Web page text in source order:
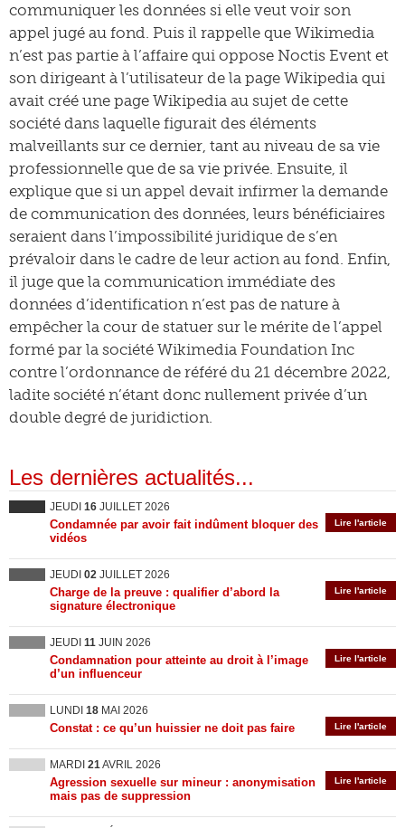
communiquer les données si elle veut voir son
appel jugé au fond. Puis il rappelle que Wikimedia
n’est pas partie à l’affaire qui oppose Noctis Event et
son dirigeant à l’utilisateur de la page Wikipedia qui
avait créé une page Wikipedia au sujet de cette
société dans laquelle figurait des éléments
malveillants sur ce dernier, tant au niveau de sa vie
professionnelle que de sa vie privée. Ensuite, il
explique que si un appel devait infirmer la demande
de communication des données, leurs bénéficiaires
seraient dans l’impossibilité juridique de s’en
prévaloir dans le cadre de leur action au fond. Enfin,
il juge que la communication immédiate des
données d’identification n’est pas de nature à
empêcher la cour de statuer sur le mérite de l’appel
formé par la société Wikimedia Foundation Inc
contre l’ordonnance de référé du 21 décembre 2022,
ladite société n’étant donc nullement privée d’un
double degré de juridiction.
Les dernières actualités...
JEUDI 16 JUILLET 2026
Lire l'article
Condamnée par avoir fait indûment bloquer des
vidéos
JEUDI 02 JUILLET 2026
Lire l'article
Charge de la preuve : qualifier d’abord la
signature électronique
JEUDI 11 JUIN 2026
Lire l'article
Condamnation pour atteinte au droit à l’image
d’un influenceur
LUNDI 18 MAI 2026
Lire l'article
Constat : ce qu’un huissier ne doit pas faire
MARDI 21AVRIL 2026
Lire l'article
Agression sexuelle sur mineur : anonymisation
mais pas de suppression